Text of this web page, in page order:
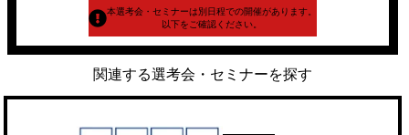
本選考会・セミナーは別日程での開催があります。
以下をご確認ください。
関連する選考会・セミナーを探す